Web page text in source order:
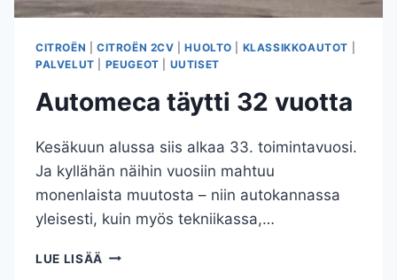
CITROËN CITROËN 2CV |HUOLTO KLASSIKKOAUTOT
PALVELUT
PEUGEOT UUTISET
Automeca täytti 32 vuotta
Kesäkuun alussa siis alkaa 33. toimintavuosi.
Ja kyllähän näihin vuosiin mahtuu
monenlaista muutosta – niin autokannassa
yleisesti, kuin myös tekniikassa,…
LUE LISÄÄ AUTOMECA